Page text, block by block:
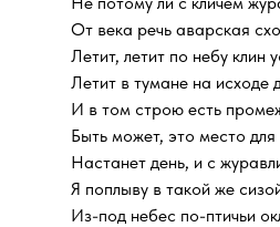
От века речь аварская
Летит, летит по небу клин
Летит в тумане на исходе
И в том строю есть
Быть может, это место для
Настанет день, и с
Я поплыву в такой же
Из-под небес по-птичьи